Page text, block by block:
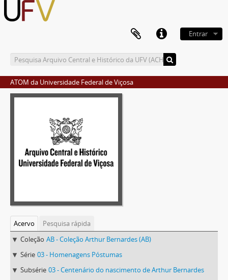
Entrar
ATOM da Universidade Federal de Viçosa
Acervo
Pesquisa rápida
Coleção AB - Coleção Arthur Bernardes (AB)
Série 03 - Homenagens Póstumas
Subsérie 03 - Centenário do nascimento de Arthur Bernardes